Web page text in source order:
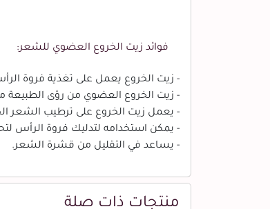
فوائد زيت الخروع العضوي للشعر:
- زيت الخروع يعمل على تغذية فروة
- زيت الخروع العضوي من رؤى الطبيعة
- يعمل زيت الخروع على ترطيب الشعر
- يمكن استخدامه لتدليك فروة الرأس
- يساعد في التقليل من قشرة الشعر.
منتجات ذات صلة